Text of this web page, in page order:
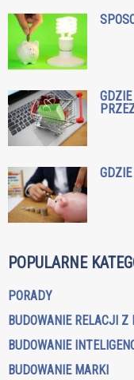
POPULARNE
PORADY
BUDOWANIE RELACJI Z
BUDOWANIE
BUDOWANIE MARKI